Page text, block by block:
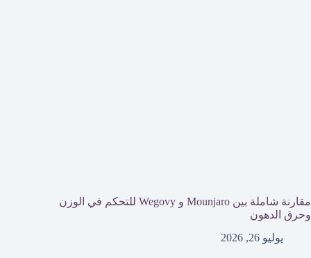
مقارنة شاملة بين Mounjaro و Wegovy للتحكم في الوزن
وحرق الدهون
يوليو 26, 2026